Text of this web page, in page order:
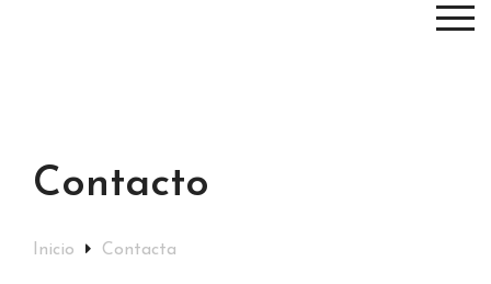
Contacto
Inicio Contacta